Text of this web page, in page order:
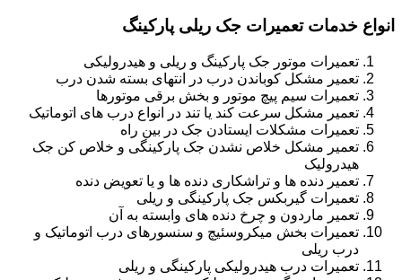
انواع خدمات تعمیرات جک ریلی پارکینگ
تعمیرات موتور جک پارکینگ و ریلی و هیدرولیکی
تعمیر مشکل کوباندن درب در انتهای بسته شدن درب
تعمیرات سیم پیچ موتور و بخش برقی موتورها
تعمیر مشکل سرعت کند یا تند در انواع درب های اتوماتیک
تعمیرات مشکلات ایستادن جک در بین راه
تعمیر مشکل خلاص نشدن جک پارکینگی و خلاص کن جک
هیدرولیک
تعمیر دنده ها و تراشکاری دنده ها و یا تعویض دنده
تعمیرات گیربکس جک پارکینگی و ریلی
تعمیر ماردون و چرخ دنده های وابسته به آن
تعمیرات بخش میکروسئیچ و سنسورهای درب اتوماتیک و
درب ریلی
تعمیرات درب هیدرولیکی پارکینگی و ریلی